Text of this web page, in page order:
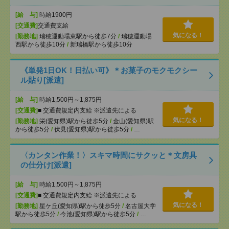
[給 与] 時給1900円
[交通費]交通費支給
[勤務地] 瑞穂運動場東駅から徒歩7分 / 瑞穂運動場
西駅から徒歩10分 / 新瑞橋駅から徒歩10分
気になる！
《単発1日OK！日払い可》＊お菓子のモクモクシー
ル貼り[派遣]
[給 与] 時給1,500円～1,875円
[交通費]■ 交通費規定内支給 ※派遣先による
[勤務地] 栄(愛知県)駅から徒歩5分 / 金山(愛知県)駅
から徒歩5分 / 伏見(愛知県)駅から徒歩5分 / …
気になる！
〈カンタン作業！〉スキマ時間にサクッと＊文房具
の仕分け[派遣]
[給 与] 時給1,500円～1,875円
[交通費]■ 交通費規定内支給 ※派遣先による
[勤務地] 星ケ丘(愛知県)駅から徒歩5分 / 名古屋大学
駅から徒歩5分 / 今池(愛知県)駅から徒歩5分 / …
気になる！